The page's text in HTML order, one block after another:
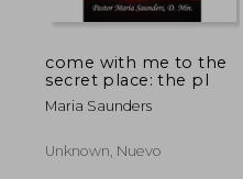
come with me to the
secret place: the pl
Maria Saunders
Unknown, Nuevo